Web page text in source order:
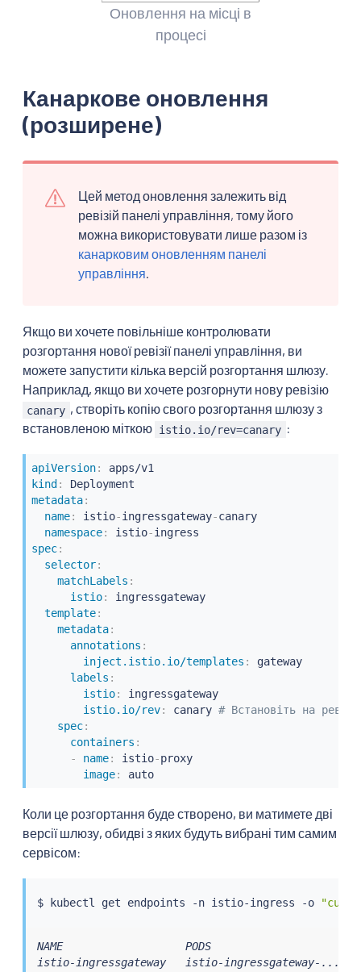
Оновлення на місці в
процесі
Канаркове оновлення
(розширене)
Цей метод оновлення залежить від
ревізій панелі управління, тому його
можна використовувати лише разом із
канарковим оновленням панелі
управління.
Якщо ви хочете повільніше контролювати
розгортання нової ревізії панелі управління, ви
можете запустити кілька версій розгортання шлюзу.
Наприклад, якщо ви хочете розгорнути нову ревізію
canary , створіть копію свого розгортання шлюзу з
встановленою міткою istio.io/rev=canary :
apiVersion:
apps/v1
kind :
metadata:
name: istio-ingressgateway-canary
namespace: istio-
spec:
selector:
matchLabels :
istio:
ingressgateway
template:
metadata:
annotations :
inject.istio.io/templates :
gateway
labels :
istio:
ingressgateway
istio.io/rev: canary # Встановіть на
spec:
containers :
-
name: istio-proxy
image: auto
Коли це розгортання буде створено, ви матимете дві
версії шлюзу, обидві з яких будуть вибрані тим самим
сервісом:
$ kubectl get endpoints -n istio-ingress -o
NAME                   PODS
istio-ingressgateway   istio-ingressgateway-